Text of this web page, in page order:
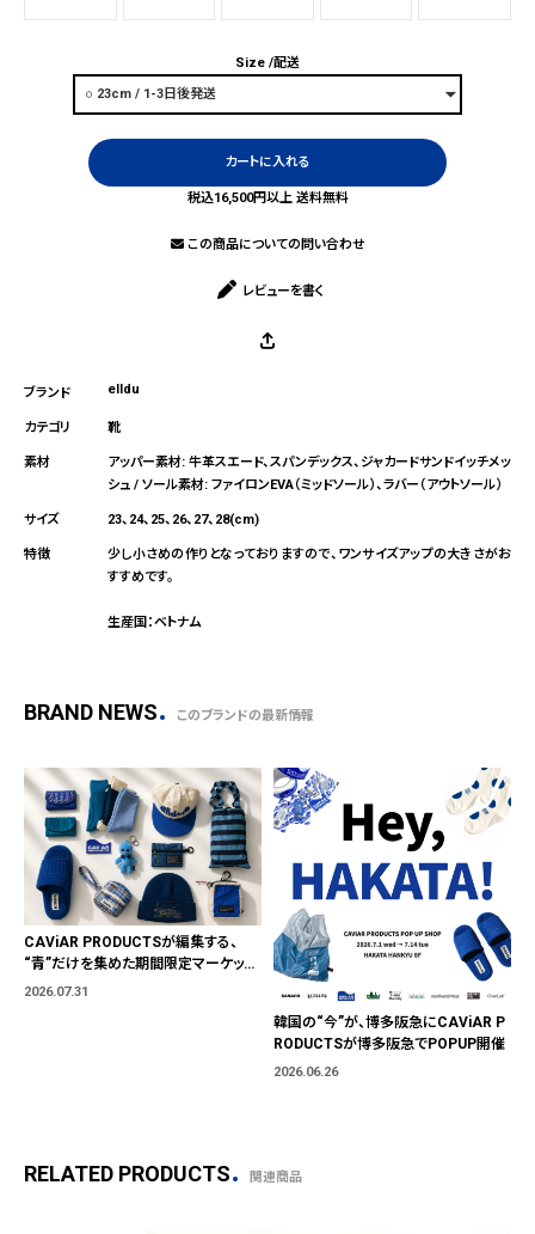
Size 配送
カートに入れる
税込16,500円以上 送料無料
この商品についての問い合わせ
レビューを書く
elldu
靴
アッパー素材: 牛革スエード、スパンデックス、ジャカードサンドイッチメッ
シュ / ソール素材: ファイロンEVA（ミッドソール）、ラバー（アウトソール）
23、24、25、26、27、28(cm)
少し小さめの作りとなっておりますので、ワンサイズアップの大きさがお
すすめです。
生産国：ベトナム
BRAND NEWS このブランドの最新情報
CAViAR PRODUCTSが編集する、
“青”だけを集めた期間限定マーケット
「BLUE MARKET」が横浜に。ブランド
2026.07.31
韓国の“今”が、博多阪急にCAViAR P
RODUCTSが博多阪急でPOPUP開催
2026.06.26
RELATED PRODUCTS 関連商品